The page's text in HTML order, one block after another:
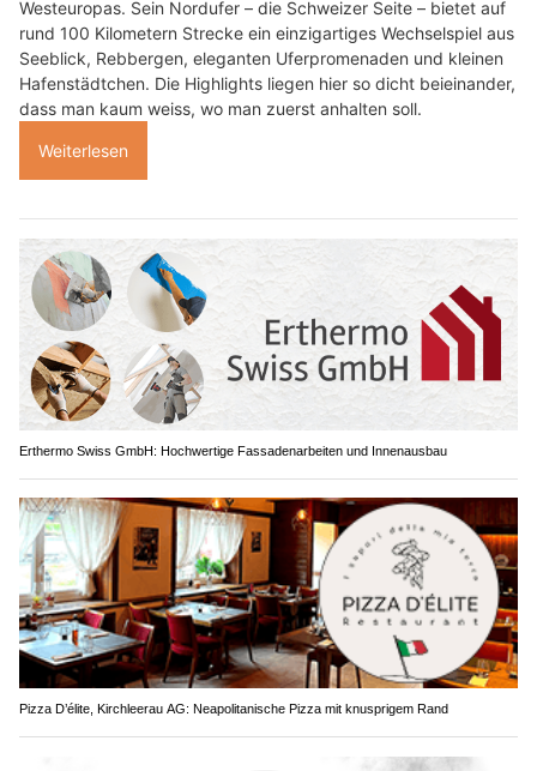
Westeuropas. Sein Nordufer – die Schweizer Seite – bietet auf
rund 100 Kilometern Strecke ein einzigartiges Wechselspiel aus
Seeblick, Rebbergen, eleganten Uferpromenaden und kleinen
Hafenstädtchen. Die Highlights liegen hier so dicht beieinander,
dass man kaum weiss, wo man zuerst anhalten soll.
Weiterlesen
Erthermo Swiss GmbH: Hochwertige Fassadenarbeiten und Innenausbau
Pizza D’élite, Kirchleerau AG: Neapolitanische Pizza mit knusprigem Rand